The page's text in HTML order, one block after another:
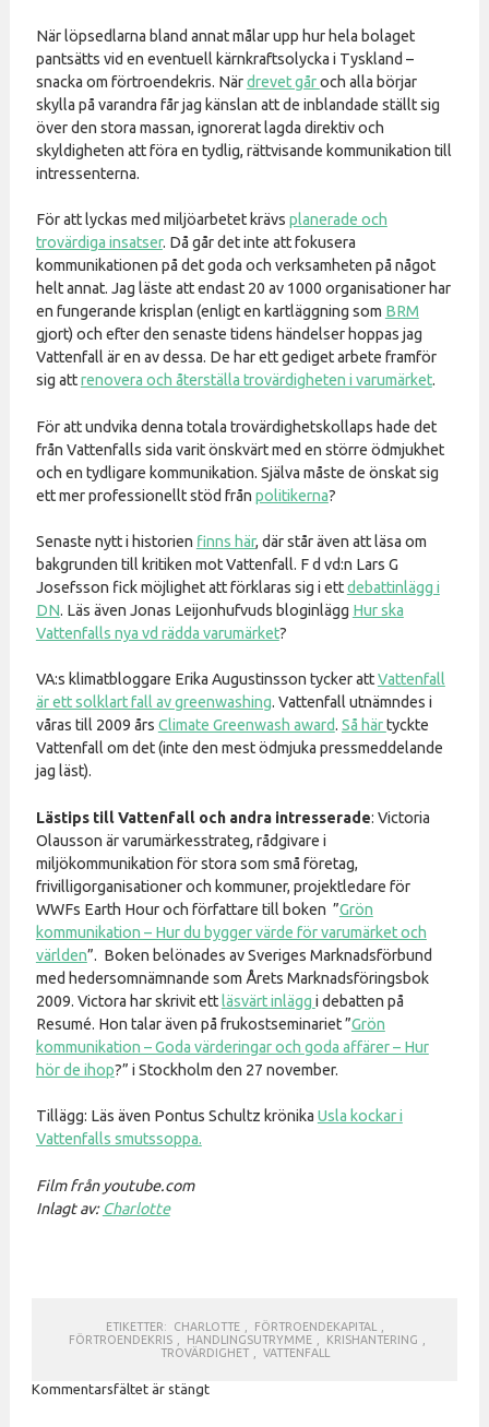
När löpsedlarna bland annat målar upp hur hela bolaget
pantsätts vid en eventuell kärnkraftsolycka i Tyskland –
snacka om förtroendekris. Närdrevet gåroch alla börjar
skylla på varandra får jag känslan att de inblandade ställt sig
över den stora massan, ignorerat lagda direktiv och
skyldigheten att föra en tydlig, rättvisande kommunikation till
intressenterna.
För att lyckas med miljöarbetet krävs planerade och
trovärdiga insatser. Då går det inte att fokusera
kommunikationen på det goda och verksamheten på något
helt annat. Jag läste att endast 20 av 1000 organisationer har
en fungerande krisplan (enligt en kartläggning som BRM
gjort) och efter den senaste tidens händelser hoppas jag
Vattenfall är en av dessa. De har ett gediget arbete framför
sig attrenovera och återställa trovärdigheten i varumärket.
För att undvika denna totala trovärdighetskollaps hade det
från Vattenfalls sida varit önskvärt med en större ödmjukhet
och en tydligare kommunikation. Själva måste de önskat sig
ett mer professionellt stöd från politikerna?
Senaste nytt i historien finns här, där står även att läsa om
bakgrunden till kritiken mot Vattenfall. F d vd:n Lars G
Josefsson fick möjlighet att förklaras sig i ettdebattinlägg i
DN. Läs även Jonas Leijonhufvuds bloginlägg Hur ska
Vattenfalls nya vd rädda varumärket?
VA:s klimatbloggare Erika Augustinsson tycker attVattenfall
är ett solklart fall av greenwashing. Vattenfall utnämndes i
våras till 2009 års Climate Greenwash award. Så härtyckte
Vattenfall om det (inte den mest ödmjuka pressmeddelande
jag läst).
Lästips till Vattenfall och andra intresserade: Victoria
Olausson är varumärkesstrateg, rådgivare i
miljökommunikation för stora som små företag,
frivilligorganisationer och kommuner, projektledare för
WWFs Earth Hour och författare till boken ”Grön
kommunikation – Hur du bygger värde för varumärket och
världen”. Boken belönades av Sveriges Marknadsförbund
med hedersomnämnande som Årets Marknadsföringsbok
2009. Victora har skrivit ett läsvärt inlägg i debatten på
Resumé. Hon talar även på frukostseminariet ”Grön
kommunikation – Goda värderingar och goda affärer – Hur
hör de ihop?” i Stockholm den 27 november.
Tillägg: Läs även Pontus Schultz krönika Usla kockar i
Vattenfalls smutssoppa.
Film från youtube.com
Inlagt av: Charlotte
ETIKETTER: CHARLOTTE FÖRTROENDEKAPITAL
FÖRTROENDEKRIS
HANDLINGSUTRYMME KRISHANTERING
TROVÄRDIGHET
VATTENFALL
Kommentarsfältet är stängt